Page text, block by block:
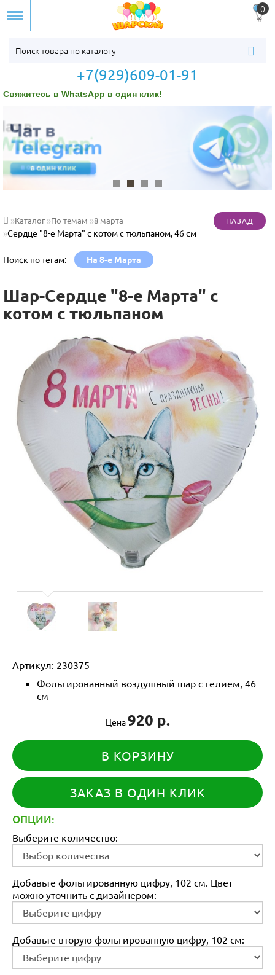
0
+7(929)609-01-91
Свяжитесь в WhatsApp в один клик!
Каталог По темам 8 марта
Cердце "8-е Марта" с котом с тюльпаном, 46 см
Поиск по тегам: На 8-е Марта
Шар-Cердце "8-е Марта" с
котом с тюльпаном
Артикул: 230375
Фольгированный воздушный шар с гелием, 46
см
Цена920 р.
В КОРЗИНУ
ЗАКАЗ В ОДИН КЛИК
ОПЦИИ:
Выберите количество:
Добавьте фольгированную цифру, 102 см. Цвет
можно уточнить с дизайнером:
Добавьте вторую фольгированную цифру, 102 см: